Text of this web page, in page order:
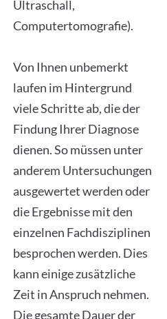
Ultraschall,
Computertomografie).
Von Ihnen unbemerkt
laufen im Hintergrund
viele Schritte ab, die der
Findung Ihrer Diagnose
dienen. So müssen unter
anderem Untersuchungen
ausgewertet werden oder
die Ergebnisse mit den
einzelnen Fachdisziplinen
besprochen werden. Dies
kann einige zusätzliche
Zeit in Anspruch nehmen.
Die gesamte Dauer der